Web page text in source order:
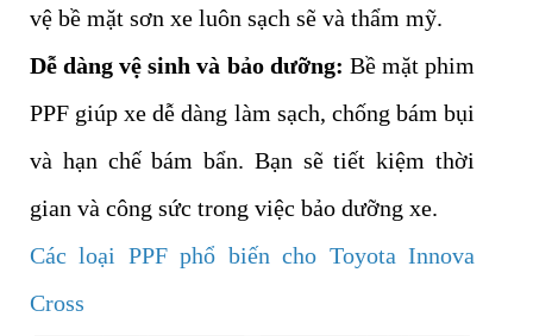
vệ bề mặt sơn xe luôn sạch sẽ và thẩm mỹ.
Dễ dàng vệ sinh và bảo dưỡng: Bề mặt phim
PPF giúp xe dễ dàng làm sạch, chống bám bụi
và hạn chế bám bẩn. Bạn sẽ tiết kiệm thời
gian và công sức trong việc bảo dưỡng xe.
Các loại PPF phổ biến cho Toyota Innova
Cross